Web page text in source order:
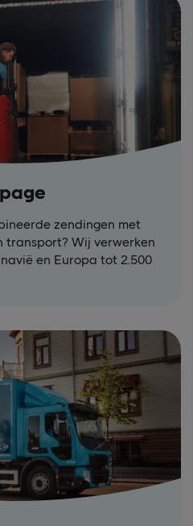
zendingen met
transport? Wij verwerken
en Europa tot 2.500